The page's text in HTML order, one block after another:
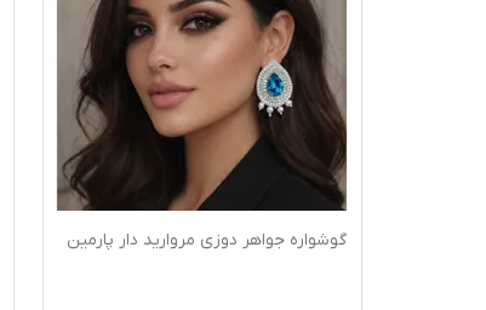
گوشواره جواهر دوزی مروارید دار پارمین